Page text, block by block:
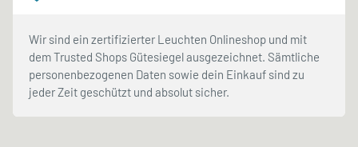
Wir sind ein zertifizierter Leuchten Onlineshop und mit
dem Trusted Shops Gütesiegel ausgezeichnet. Sämtliche
personenbezogenen Daten sowie dein Einkauf sind zu
jeder Zeit geschützt und absolut sicher.